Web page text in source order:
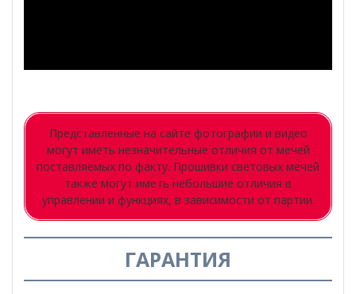
Представленные на сайте фотографии и видео
могут иметь незначительные отличия от мечей
поставляемых по факту. Прошивки световых мечей
также могут иметь небольшие отличия в
управлении и функциях, в зависимости от партии.
ГАРАНТИЯ